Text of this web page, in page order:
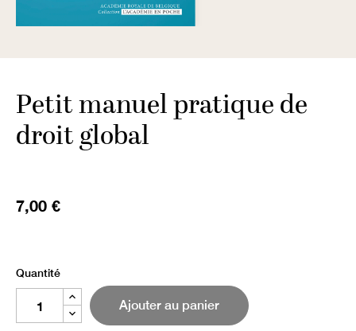
Petit manuel pratique de
droit global
7,00 €
Quantité
Ajouter au panier